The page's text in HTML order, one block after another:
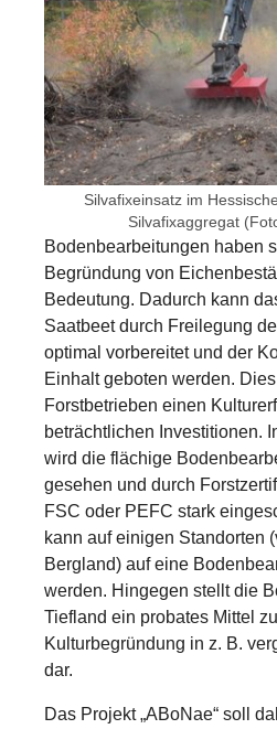
Silvafixeinsatz im
Silvafixaggregat
Bodenbearbeitungen haben
Begründung von
Bedeutung. Dadurch kann
Saatbeet durch Freilegung
optimal vorbereitet und der
Einhalt geboten werden.
Forstbetrieben einen
beträchtlichen Investitionen.
wird die flächige
gesehen und durch
FSC oder PEFC stark
kann auf einigen Standorten
Bergland) auf eine
werden. Hingegen stellt die
Tiefland ein probates Mittel
Kulturbegründung in z. B.
dar.
Das Projekt „ABoNae“ soll